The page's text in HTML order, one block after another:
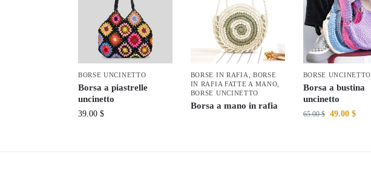
BORSE UNCINETTO
Borsa a piastrelle
uncinetto
39.00 $
BORSE IN RAFIA
BORSE
IN RAFIA FATTE A MANO
BORSE UNCINETTO
Borsa a mano in rafia
BORSE UNCINETTO
Borsa a bustina
uncinetto
65.00$ 49.00 $